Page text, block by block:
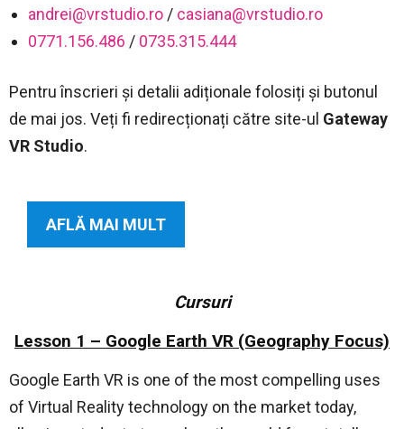
andrei@vrstudio.ro / casiana@vrstudio.ro
0771.156.486 / 0735.315.444
Pentru înscrieri și detalii adiționale folosiți și butonul
de mai jos. Veți fi redirecționați către site-ul Gateway
VR Studio.
AFLĂ MAI MULT
Cursuri
Lesson 1 – Google Earth VR (Geography Focus)
Google Earth VR is one of the most compelling uses
of Virtual Reality technology on the market today,